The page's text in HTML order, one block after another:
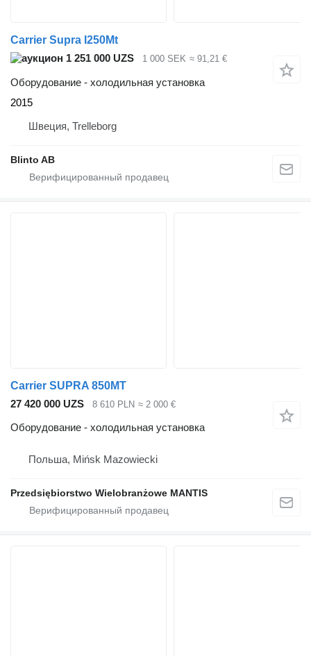
Carrier Supra I250Mt
1 251 000 UZS
1 000 SEK ≈ 91,21 €
Оборудование - холодильная установка
2015
Швеция, Trelleborg
Blinto AB
Carrier SUPRA 850MT
27 420 000 UZS
8 610 PLN ≈ 2 000 €
Оборудование - холодильная установка
Польша, Mińsk Mazowiecki
Przedsiębiorstwo Wielobranżowe MANTIS